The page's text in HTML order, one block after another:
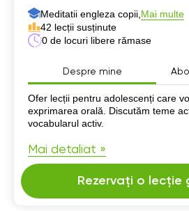
Meditatii engleza copii, Mai multe
42 lecții susținute
0 de locuri libere rămase
Despre mine
Despre mine
Ofer lecții pentru adolescenți care
exprimarea orală. Discutăm teme
vocabularul activ.
Mai detaliat »
Rezervați o lecție